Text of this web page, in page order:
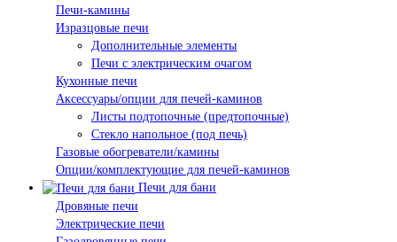
Печи-камины
Изразцовые печи
Дополнительные элементы
Печи с электрическим очагом
Кухонные печи
Аксессуары/опции для печей-каминов
Листы подтопочные (предтопочные)
Стекло напольное (под печь)
Газовые обогреватели/камины
Опции/комплектующие для печей-каминов
Печи для бани
Дровяные печи
Электрические печи